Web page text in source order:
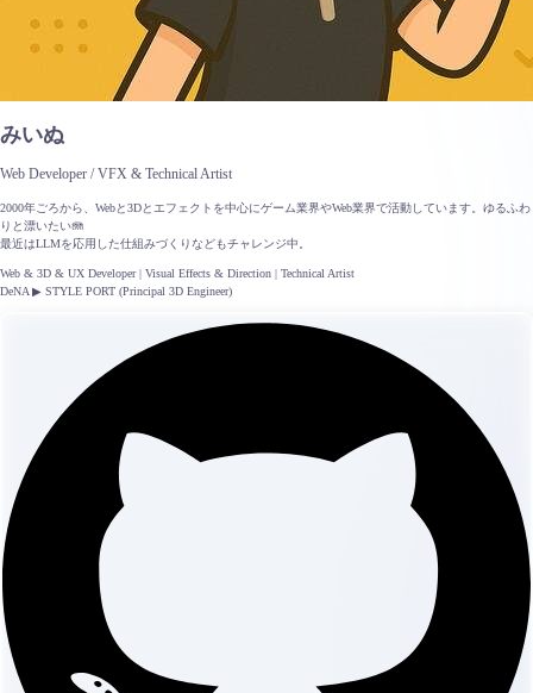
みいぬ
Web Developer / VFX & Technical Artist
2000年ごろから、Webと3Dとエフェクトを中心にゲーム業界やWeb業界で活動しています。ゆるふわ
りと漂いたい🪼
最近はLLMを応用した仕組みづくりなどもチャレンジ中。
Web & 3D & UX Developer | Visual Effects & Direction | Technical Artist
DeNA ▶︎ STYLE PORT (Principal 3D Engineer)